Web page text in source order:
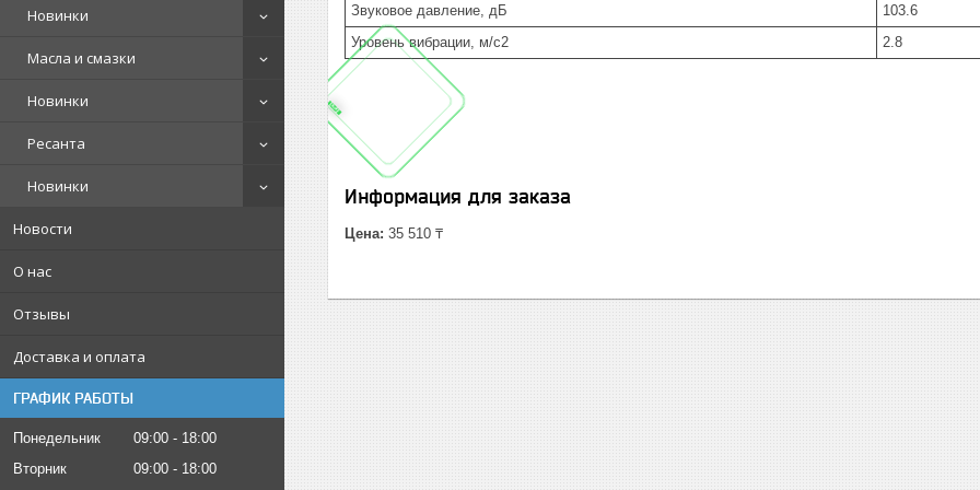
Новинки
Масла и смазки
Новинки
Ресанта
Новинки
Новости
О нас
Отзывы
Доставка и оплата
ГРАФИК РАБОТЫ
Понедельник 09:00
18:00
Вторник
09:00
18:00
Звуковое давление, дБ
103.6
Уровень вибрации, м/с2
2.8
Информация для заказа
Цена: 35 510 ₸